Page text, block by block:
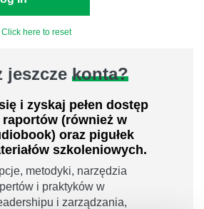
Click here to reset
jeszcze konta?
i zyskaj pełen dostęp
(również w
oraz pigułek
szkoleniowych.
metodyki, narzędzia
i praktyków w
i zarządzania,